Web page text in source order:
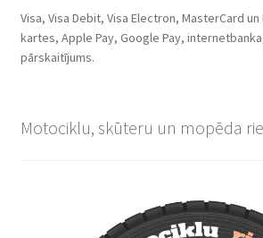
Visa, Visa Debit, Visa Electron, MasterCard
kartes, Apple Pay, Google Pay,
pārskaitījums.
Motociklu, skūteru un mopēda